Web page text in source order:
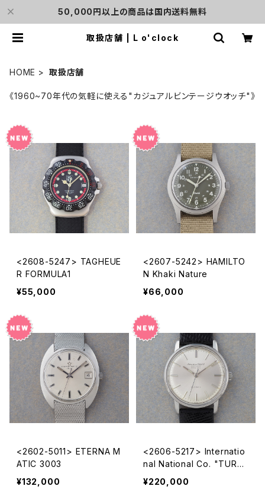
50,000円以上の商品は国内送料無料
取扱店舗 | L o'clock
HOME 取扱店舗
《1960~70年代の気軽に使える"カジュアルビンテージウオッチ"》
<2608-5247> TAGHEUE
R FORMULA1
¥55,000
<2607-5242> HAMILTO
N Khaki Nature
¥66,000
<2602-5011> ETERNA M
ATIC 3003
¥132,000
<2606-5217> Internatio
nal National Co. "TURLE
R"
¥220,000